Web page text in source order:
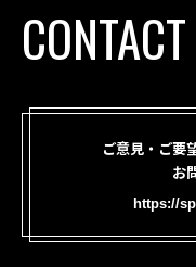
CONTACT
ご意見・ご要
お
https://